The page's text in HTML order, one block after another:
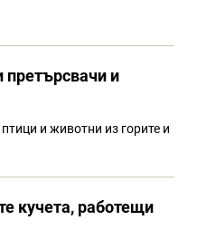
и
и животни из горите и
кучета, работещи